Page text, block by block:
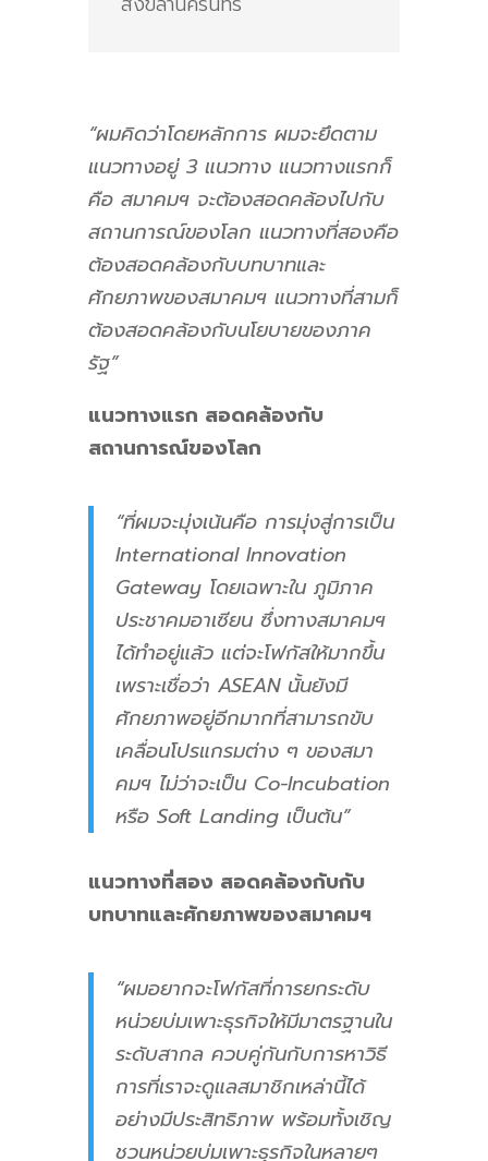
“ผมคิดว่าโดยหลักการ ผมจะยึดตาม
แนวทางอยู่ 3 แนวทาง แนวทางแรกก็
คือ สมาคมฯ จะต้องสอดคล้องไปกับ
สถานการณ์ของโลก แนวทางที่สองคือ
ต้องสอดคล้องกับบทบาทและ
ศักยภาพของสมาคมฯ แนวทางที่สามก็
ต้องสอดคล้องกับนโยบายของภาค
รัฐ”
แนวทางแรก สอดคล้องกับ
สถานการณ์ของโลก
“ที่ผมจะมุ่งเน้นคือ การมุ่งสู่การเป็น
International Innovation
Gateway โดยเฉพาะใน ภูมิภาค
ประชาคมอาเซียน ซึ่งทางสมาคมฯ
ได้ทำอยู่แล้ว แต่จะโฟกัสให้มากขึ้น
เพราะเชื่อว่า ASEAN นั้นยังมี
ศักยภาพอยู่อีกมากที่สามารถขับ
เคลื่อนโปรแกรมต่าง ๆ ของสมา
คมฯ ไม่ว่าจะเป็น Co-Incubation
หรือ Soft Landing เป็นต้น”
แนวทางที่สอง สอดคล้องกับกับ
บทบาทและศักยภาพของสมาคมฯ
“ผมอยากจะโฟกัสที่การยกระดับ
หน่วยบ่มเพาะธุรกิจให้มีมาตรฐานใน
ระดับสากล ควบคู่กันกับการหาวิธี
การที่เราจะดูแลสมาชิกเหล่านี้ได้
อย่างมีประสิทธิภาพ พร้อมทั้งเชิญ
ชวนหน่วยบ่มเพาะธุรกิจในหลายๆ